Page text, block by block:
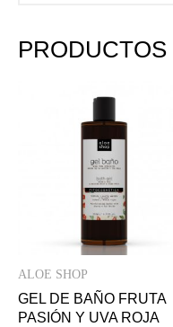
ALOE SHOP
GEL DE BAÑO FRUTA
PASIÓN Y UVA ROJA